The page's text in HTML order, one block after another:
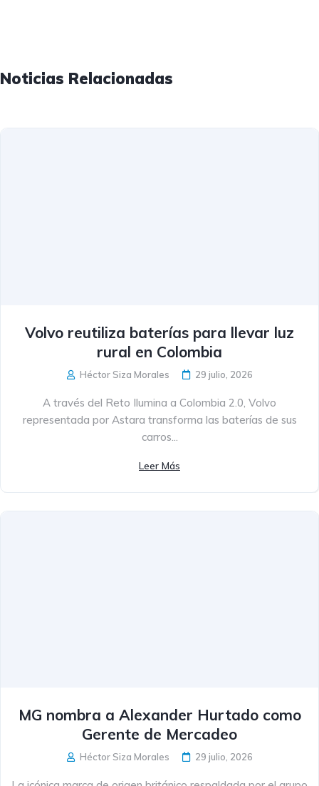
Noticias Relacionadas
Volvo reutiliza baterías para llevar luz
rural en Colombia
Héctor Siza Morales 29 julio, 2026
A través del Reto Ilumina a Colombia 2.0, Volvo
representada por Astara transforma las baterías de sus
carros...
Leer Más
MG nombra a Alexander Hurtado como
Gerente de Mercadeo
Héctor Siza Morales 29 julio, 2026